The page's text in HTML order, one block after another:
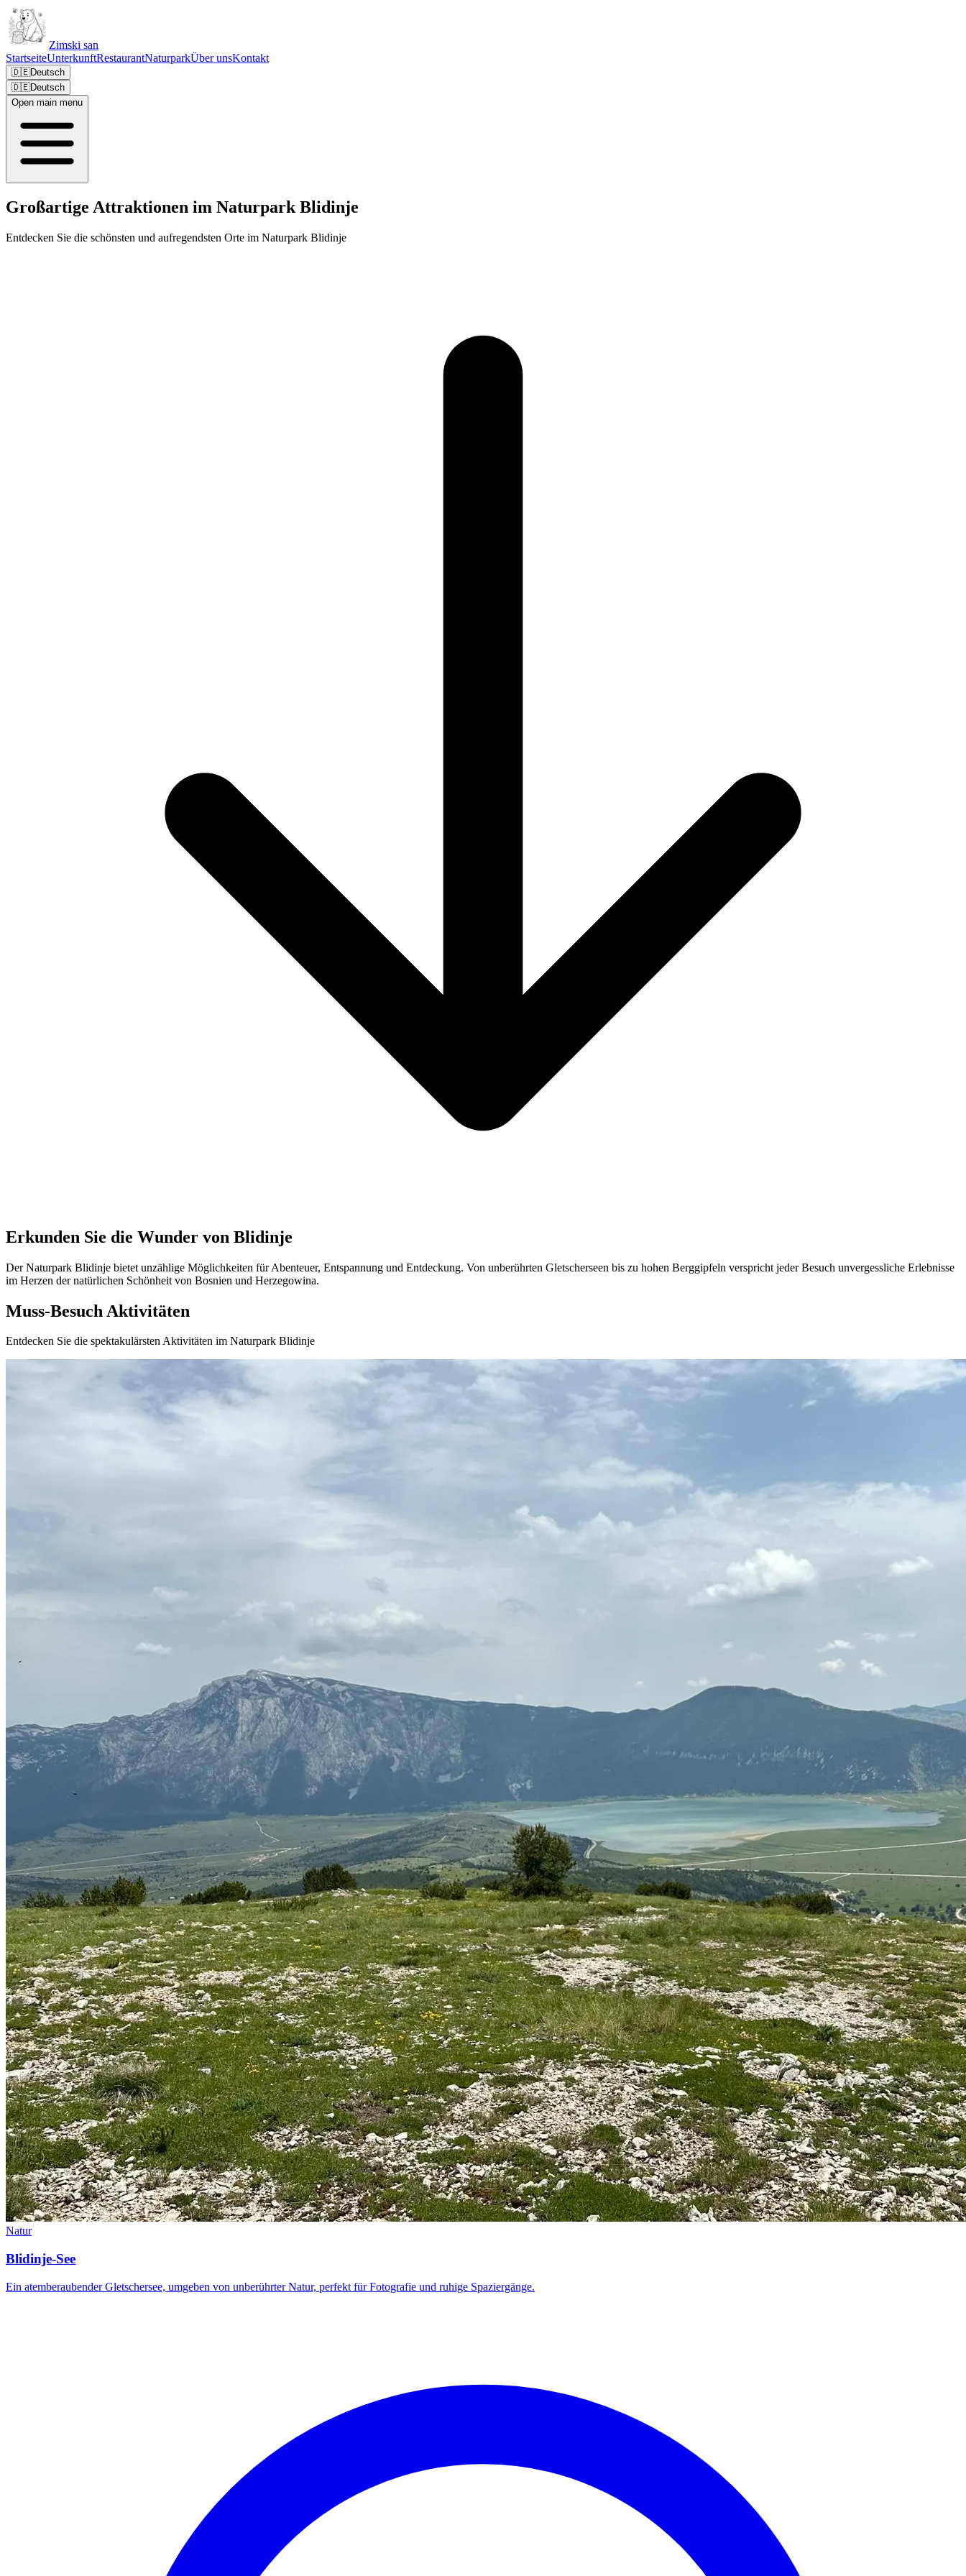
Zimski san
StartseiteUnterkunftRestaurantNaturparkÜber unsKontakt
🇩🇪Deutsch
🇩🇪Deutsch
Open main menu
Großartige Attraktionen im Naturpark Blidinje
Entdecken Sie die schönsten und aufregendsten Orte im Naturpark Blidinje
Erkunden Sie die Wunder von Blidinje
Der Naturpark Blidinje bietet unzählige Möglichkeiten für Abenteuer, Entspannung und Entdeckung. Von unberührten Gletscherseen bis zu hohen Berggipfeln verspricht jeder Besuch unvergessliche Erlebnisse
im Herzen der natürlichen Schönheit von Bosnien und Herzegowina.
Muss-Besuch Aktivitäten
Entdecken Sie die spektakulärsten Aktivitäten im Naturpark Blidinje
Natur
Blidinje-See
Ein atemberaubender Gletschersee, umgeben von unberührter Natur, perfekt für Fotografie und ruhige Spaziergänge.